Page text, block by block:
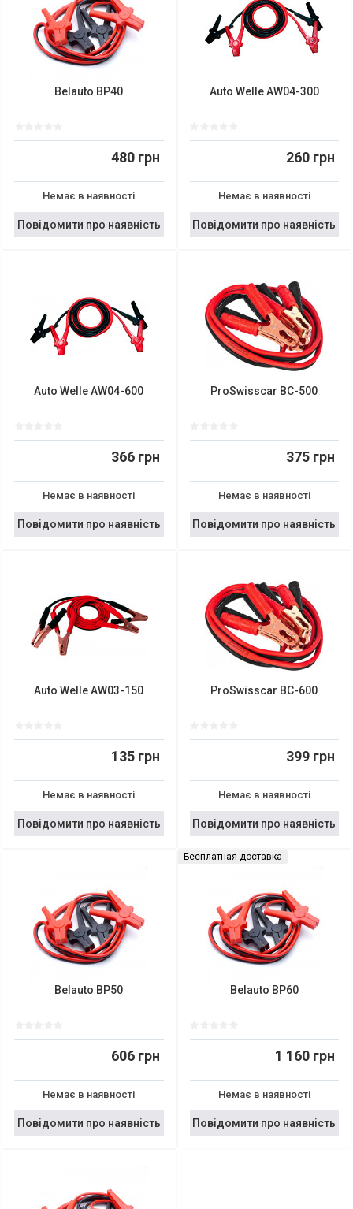
Belauto BP40
480 грн
Немає в наявності
Повідомити про наявність
Auto Welle AW04-300
260 грн
Немає в наявності
Повідомити про наявність
Auto Welle AW04-600
366 грн
Немає в наявності
Повідомити про наявність
ProSwisscar BC-500
375 грн
Немає в наявності
Повідомити про наявність
Auto Welle AW03-150
135 грн
Немає в наявності
Повідомити про наявність
ProSwisscar BC-600
399 грн
Немає в наявності
Повідомити про наявність
Belauto BP50
606 грн
Немає в наявності
Повідомити про наявність
Бесплатная доставка
Belauto BP60
1 160 грн
Немає в наявності
Повідомити про наявність